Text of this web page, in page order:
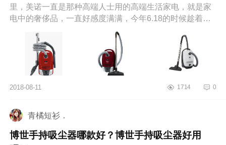
里，美诺一直是那种高端人士用的高端生活家电，就是家
电中的奢侈品，一直好感度满满，今年6.18的时候趁着活
2018-08-11 1714 0
青橘短衫．
博世手持吸尘器哪款好？博世手持吸尘器好用